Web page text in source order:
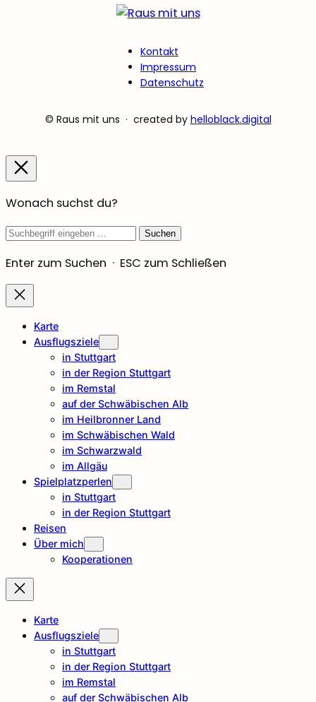
Kontakt
Impressum
Datenschutz
© Raus mit uns · created by helloblack.digital
Wonach suchst du?
Suchbegriff
Suchen
Enter zum Suchen · ESC zum Schließen
Karte
Ausflugsziele
in Stuttgart
in der Region Stuttgart
im Remstal
auf der Schwäbischen Alb
im Heilbronner Land
im Schwäbischen Wald
im Schwarzwald
im Allgäu
Spielplatzperlen
in Stuttgart
in der Region Stuttgart
Reisen
Über mich
Kooperationen
Karte
Ausflugsziele
in Stuttgart
in der Region Stuttgart
im Remstal
auf der Schwäbischen Alb